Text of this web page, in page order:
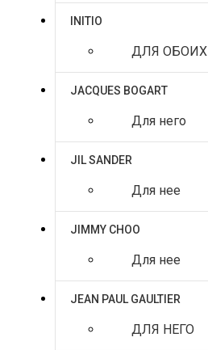
INITIO
ДЛЯ ОБОИХ
JACQUES BOGART
Для него
JIL SANDER
Для нее
JIMMY CHOO
Для нее
JEAN PAUL GAULTIER
ДЛЯ НЕГО